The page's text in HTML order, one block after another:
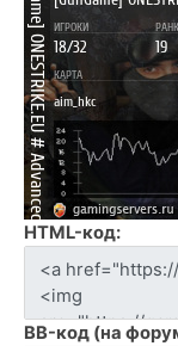
HTML-код:
BB-код (на